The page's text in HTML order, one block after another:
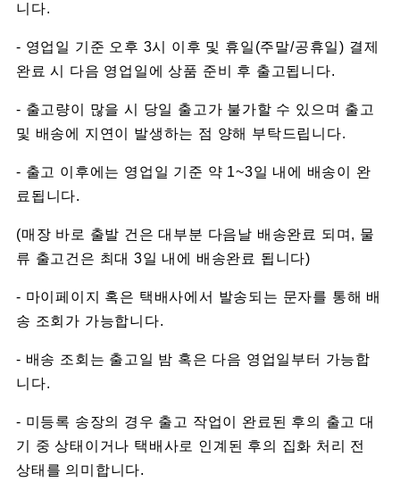
니다.
- 영업일 기준 오후 3시 이후 및 휴일(주말/공휴일) 결제
완료 시 다음 영업일에 상품 준비 후 출고됩니다.
- 출고량이 많을 시 당일 출고가 불가할 수 있으며 출고
및 배송에 지연이 발생하는 점 양해 부탁드립니다.
- 출고 이후에는 영업일 기준 약 1~3일 내에 배송이 완
료됩니다.
(매장 바로 출발 건은 대부분 다음날 배송완료 되며, 물
류 출고건은 최대 3일 내에 배송완료 됩니다)
- 마이페이지 혹은 택배사에서 발송되는 문자를 통해 배
송 조회가 가능합니다.
- 배송 조회는 출고일 밤 혹은 다음 영업일부터 가능합
니다.
- 미등록 송장의 경우 출고 작업이 완료된 후의 출고 대
기 중 상태이거나 택배사로 인계된 후의 집화 처리 전
상태를 의미합니다.